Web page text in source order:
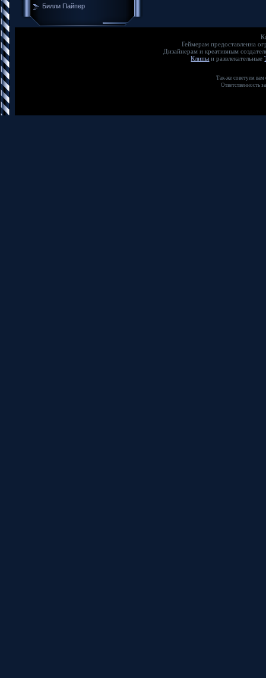
Билли Пайпер
Геймерам предоставленна
Дизайнерам и креативным
Клипы и развлекательные
Так-же советуем
Ответственность